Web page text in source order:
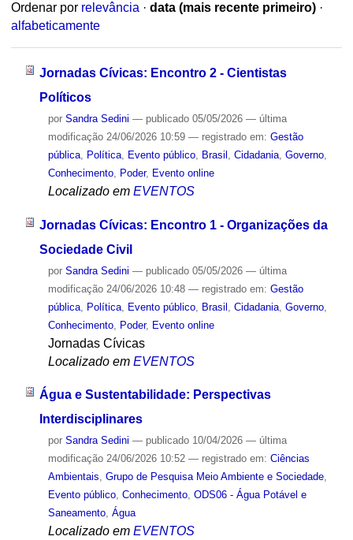
Ordenar por relevância · data (mais recente primeiro) ·
alfabeticamente
Jornadas Cívicas: Encontro 2 - Cientistas
Políticos
por Sandra Sedini — publicado05/05/2026 — última
modificação24/06/2026 10:59 — registrado em: Gestão
pública, Política, Evento público, Brasil Cidadania, Governo,
Conhecimento, Poder, Evento online
Localizado em EVENTOS
Jornadas Cívicas: Encontro 1 - Organizações da
Sociedade Civil
por Sandra Sedini — publicado05/05/2026 — última
modificação24/06/2026 10:48 — registrado em: Gestão
pública, Política, Evento público, Brasil Cidadania, Governo,
Conhecimento, Poder, Evento online
Jornadas Cívicas
Localizado em EVENTOS
Água e Sustentabilidade: Perspectivas
Interdisciplinares
por Sandra Sedini — publicado10/04/2026 — última
modificação24/06/2026 10:52 — registrado em: Ciências
Ambientais, Grupo de Pesquisa Meio Ambiente e Sociedade,
Evento público, Conhecimento, ODS06 - Água Potável e
Saneamento, Água
Localizado em EVENTOS